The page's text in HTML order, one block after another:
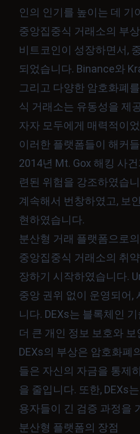
인의 인기를 높이는 데 기
중앙집중식 거래소의 부상
비트코인이 성장하면서,
되었습니다. Binance와
그리고 다양한 암호화폐
식 거래소는 유동성을 제
자자 모두에게 매력적이
이러한 플랫폼들이 해커
2014년 Mt. Gox 해킹 사
련된 위험을 강조하였습
계속해서 번창하였고, 보
현하였습니다.
분산형 거래 플랫폼으로
중앙집중식 거래소의 취
장하기 시작하였습니다.
중앙 권위 없이 운영되어,
니다. DEXs는 블록체인
더 큰 개인 정보 보호와
DEXs의 부상은 암호화폐
들은 자신의 자금을 통제
을 줄입니다. 또한, DEXs
용자들이 긴 검증 과정을
분산형 플랫폼의 장점